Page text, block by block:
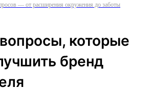
— от расширения окружения до заботы
которые
бренд